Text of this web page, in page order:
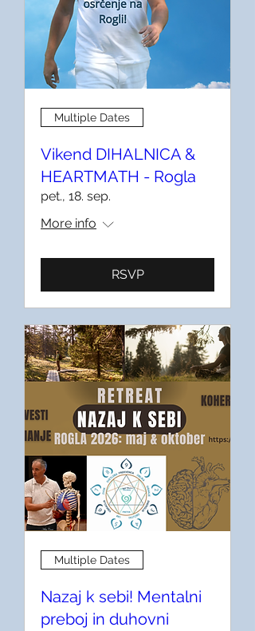
Multiple Dates
Vikend DIHALNICA &
HEARTMATH - Rogla
pet., 18. sep.
More info
RSVP
Multiple Dates
Nazaj k sebi! Mentalni
preboj in duhovni